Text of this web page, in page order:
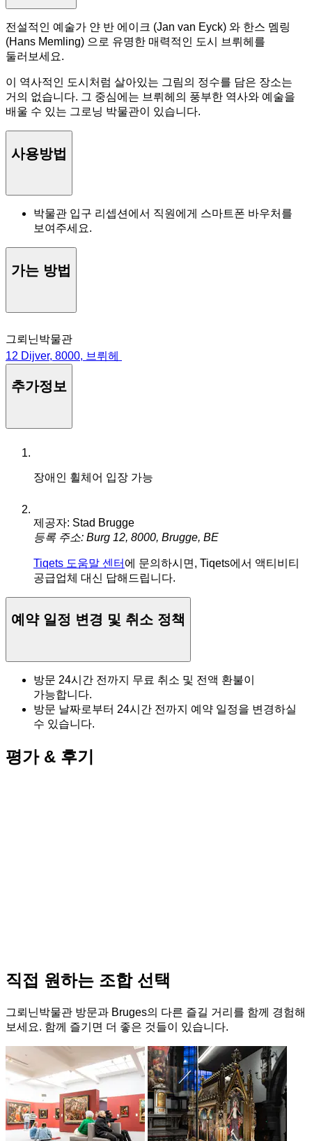
전설적인 예술가 얀 반 에이크 (Jan van Eyck) 와 한스 멤링
(Hans Memling) 으로 유명한 매력적인 도시 브뤼헤를
둘러보세요.
이 역사적인 도시처럼 살아있는 그림의 정수를 담은 장소는
거의 없습니다. 그 중심에는 브뤼헤의 풍부한 역사와 예술을
배울 수 있는 그로닝 박물관이 있습니다.
사용방법
박물관 입구 리셉션에서 직원에게 스마트폰 바우처를
보여주세요.
가는 방법
그뢰닌박물관
12 Dijver, 8000, 브뤼헤
추가정보
장애인 휠체어 입장 가능
제공자: Stad Brugge
등록 주소: Burg 12, 8000, Brugge, BE
Tiqets 도움말 센터 에 문의하시면, Tiqets에서 액티비티
공급업체 대신 답해드립니다.
예약 일정 변경 및 취소 정책
방문 24시간 전까지 무료 취소 및 전액 환불이
가능합니다.
방문 날짜로부터 24시간 전까지 예약 일정을 변경하실
수 있습니다.
평가 & 후기
직접 원하는 조합 선택
그뢰닌박물관 방문과 Bruges의 다른 즐길 거리를 함께 경험해
보세요. 함께 즐기면 더 좋은 것들이 있습니다.